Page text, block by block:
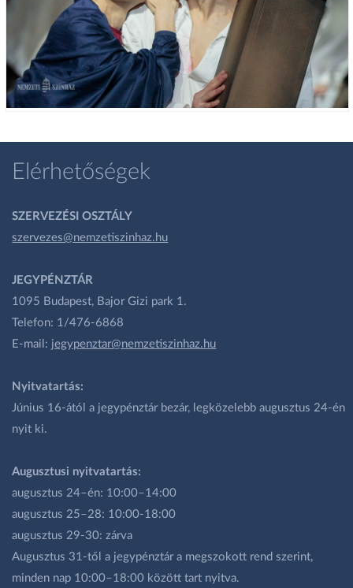
Elérhetőségek
SZERVEZÉSI OSZTÁLY
szervezes@nemzetiszinhaz.hu
JEGYPÉNZTÁR
1095 Budapest, Bajor Gizi park 1.
Telefon: 1/476-6868
E-mail: jegypenztar@nemzetiszinhaz.hu
Nyitvatartás:
Június 16-ától a jegypénztár bezár, legközelebb augusztus 24-én
nyit ki.
Augusztusi nyitvatartás:
augusztus 24–én: 10:00–14:00
augusztus 25–28: 10:00-18:00
augusztus 29-30: zárva
Augusztus 31-től a jegypénztár a megszokott rend szerint,
minden nap 10:00–18:00 között tart nyitva.